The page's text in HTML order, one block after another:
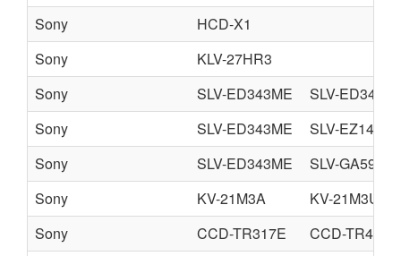
Sony
HCD-X1
Sony
KLV-27HR3
Sony
SLV-ED343ME
SLV-
Sony
SLV-ED343ME
SLV-EZ141AZ
Sony
SLV-ED343ME
SLV-GA59SG
Sony
KV-21M3A
KV-21M3U
Sony
CCD-TR317E
CCD-TR417E